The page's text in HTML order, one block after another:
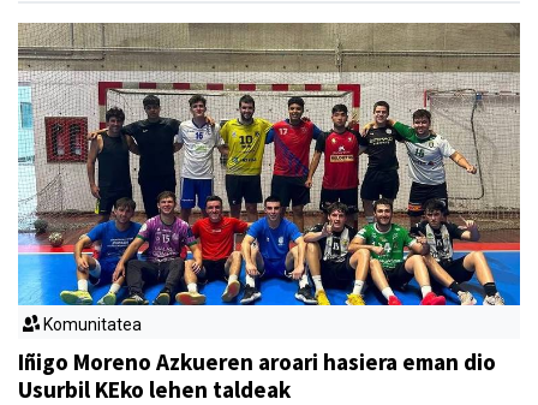
Komunitatea
Iñigo Moreno Azkueren aroari hasiera eman dio
Usurbil KEko lehen taldeak